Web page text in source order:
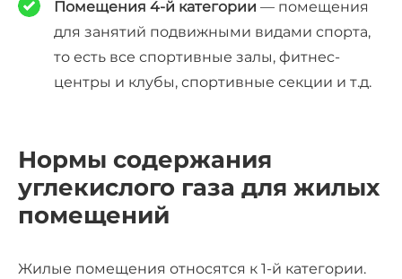
Помещения 4-й категории — помещения
для занятий подвижными видами спорта,
то есть все спортивные залы, фитнес-
центры и клубы, спортивные секции и т.д.
Нормы содержания
углекислого газа для жилых
помещений
Жилые помещения относятся к 1-й категории.